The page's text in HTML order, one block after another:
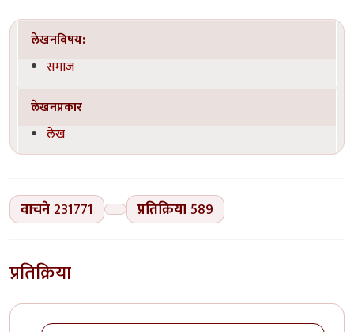
लेखनविषय:
समाज
लेखनप्रकार
लेख
वाचने 231771 प्रतिक्रिया589
प्रतिक्रिया